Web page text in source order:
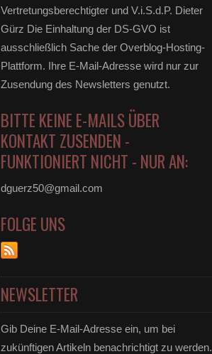
Vertretungsberechtigter und V.i.S.d.P. Dieter
Gürz Die Einhaltung der DS-GVO ist
ausschließlich Sache der Overblog-Hosting-
Plattform. Ihre E-Mail-Adresse wird nur zur
Zusendung des Newsletters genutzt.
BITTE KEINE E-MAILS ÜBER
KONTAKT ZUSENDEN -
FUNKTIONIERT NICHT - NUR AN:
dguerz50@gmail.com
FOLGE UNS
NEWSLETTER
Gib Deine E-Mail-Adresse ein, um bei
zukünftigen Artikeln benachrichtigt zu werden.